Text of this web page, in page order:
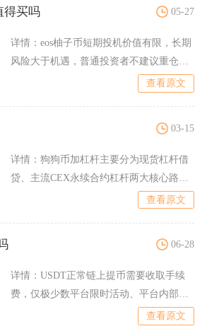
得买吗 05-27
详情： eos柚子币短期投机价值有限，长期
风险大于机遇，普通投资者不建议重仓买
查看原文
03-15
详情： 狗狗币加杠杆主要分为现货杠杆借
贷、主流CEX永续合约杠杆两大核心路
查看原文
06-28
详情： USDT正常链上提币需要收取手续
费，仅极少数平台限时活动、平台内部账
查看原文